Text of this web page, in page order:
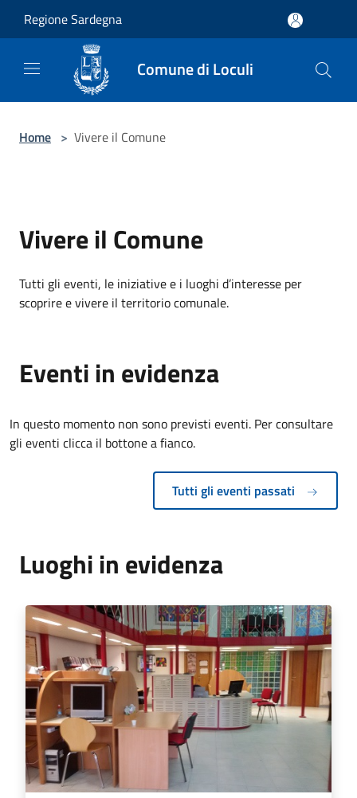
Regione Sardegna
Comune di Loculi
Home > Vivere il Comune
Vivere il Comune
Tutti gli eventi, le iniziative e i luoghi d’interesse per
scoprire e vivere il territorio comunale.
Eventi in evidenza
In questo momento non sono previsti eventi. Per consultare
gli eventi clicca il bottone a fianco.
Tutti gli eventi passati
Luoghi in evidenza